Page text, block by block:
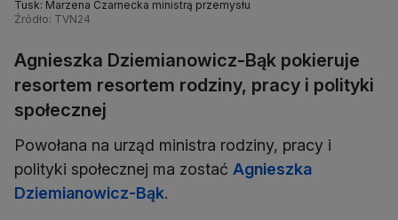
Tusk: Marzena Czarnecka ministrą przemysłu
Źródło: TVN24
Agnieszka Dziemianowicz-Bąk pokieruje
resortem resortem rodziny, pracy i polityki
społecznej
Powołana na urząd ministra rodziny, pracy i
polityki społecznej ma zostać Agnieszka
Dziemianowicz-Bąk.